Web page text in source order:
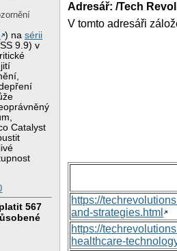
) nasérii
9.9) v
Catalyst
567
Adresář: /Tech
V tomto adresáři
https://
and-strategies.html
https://
healthcare-